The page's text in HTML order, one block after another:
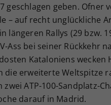
geschlagen geben. Ofner
– auf recht unglückliche
Rallys (29 bzw.
Ass bei seiner Rückkehr
Kataloniens wecken
die erweiterte Weltspitze
ATP-100-Sandplatz-
darauf in Madrid.